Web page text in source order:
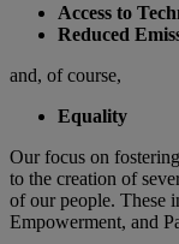
Access to
Reduced
and, of course,
Equality
Our focus on
to the creation of
of our people. These
Empowerment, and